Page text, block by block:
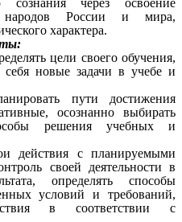
сознания через освоение
народов России и мира,
характера.
цели своего обучения,
себя новые задачи в учебе и
пути достижения
осознанно выбирать
решения учебных и
действия с планируемыми
своей деятельности в
определять способы
условий и требований,
в соответствии с